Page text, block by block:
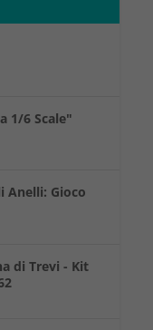
1/6 Scale"
Anelli: Gioco
di Trevi - Kit